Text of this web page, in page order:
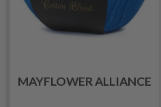
MAYFLOWER ALLIANCE